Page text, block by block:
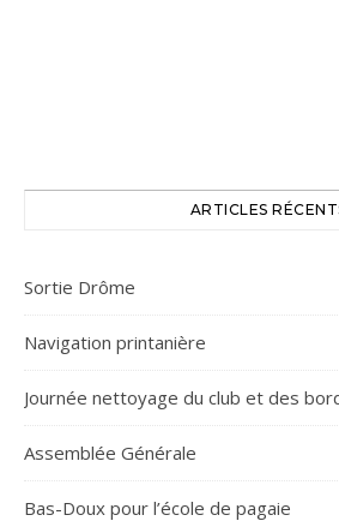
ARTICLES
Sortie Drôme
Navigation printanière
Journée nettoyage du club et des
Assemblée Générale
Bas-Doux pour l’école de pagaie